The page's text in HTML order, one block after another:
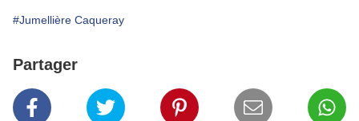
#Jumellière Caqueray
Partager